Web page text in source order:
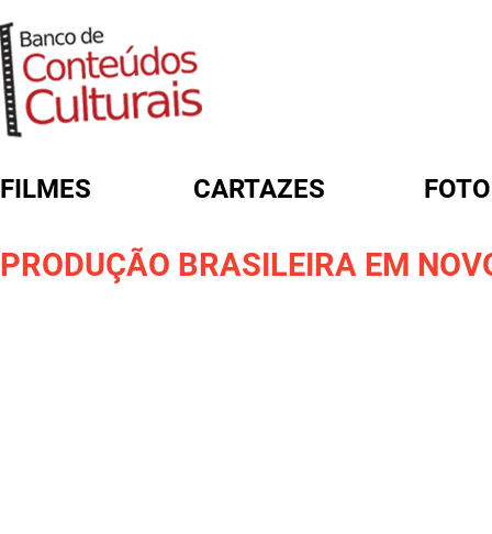
FILMES CARTAZES
PRODUÇÃO BRASILEIRA EM
FORMULÁRIO DE BUSCA